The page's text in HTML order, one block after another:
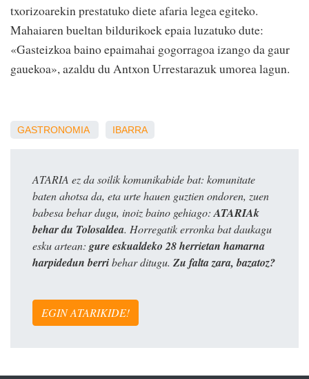
txorizoarekin prestatuko diete afaria legea egiteko.
Mahaiaren bueltan bildurikoek epaia luzatuko dute:
«Gasteizkoa baino epaimahai gogorragoa izango da gaur
gauekoa», azaldu du Antxon Urrestarazuk umorea lagun.
GASTRONOMIA IBARRA
ATARIA ez da soilik komunikabide bat: komunitate
baten ahotsa da, eta urte hauen guztien ondoren, zuen
babesa behar dugu, inoiz baino gehiago: ATARIAk
behar du Tolosaldea. Horregatik erronka bat daukagu
esku artean: gure eskualdeko 28 herrietan hamarna
harpidedun berribehar ditugu. Zu falta zara, bazatoz?
EGIN ATARIKIDE!